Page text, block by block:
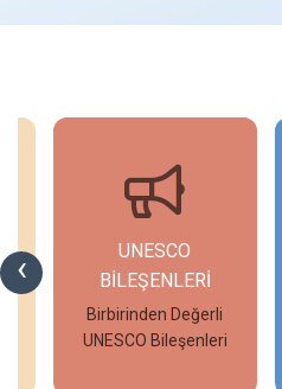
‹
UNESCO
BİLEŞENLERİ
Birbirinden Değerli
UNESCO Bileşenleri
İncele